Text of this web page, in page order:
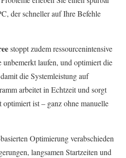
der schneller auf Ihre Befehle
stoppt zudem ressourcenintensive
laufen, und optimiert die
die Systemleistung auf
arbeitet in Echtzeit und sorgt
optimiert ist – ganz ohne manuelle
Optimierung verabschieden
langsamen Startzeiten und